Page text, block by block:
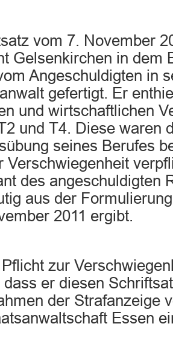
vom 7. November
Gelsenkirchen in dem
Angeschuldigten in
gefertigt. Er
und wirtschaftlichen
und T4. Diese waren
seines Berufes
Verschwiegenheit
des angeschuldigten
aus der
2011 ergibt.
zur
er diesen
der Strafanzeige
Essen